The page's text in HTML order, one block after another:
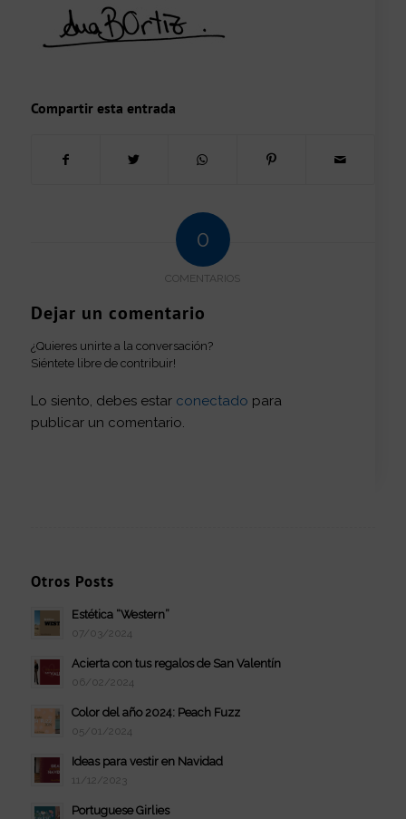
Compartir esta entrada
0
COMENTARIOS
Dejar un comentario
¿Quieres unirte a la conversación?
Siéntete libre de contribuir!
Lo siento, debes estar conectado para
publicar un comentario.
Otros Posts
Estética “Western”
07/03/2024
Acierta con tus regalos de San Valentín
06/02/2024
Color del año 2024: Peach Fuzz
05/01/2024
Ideas para vestir en Navidad
11/12/2023
Portuguese Girlies